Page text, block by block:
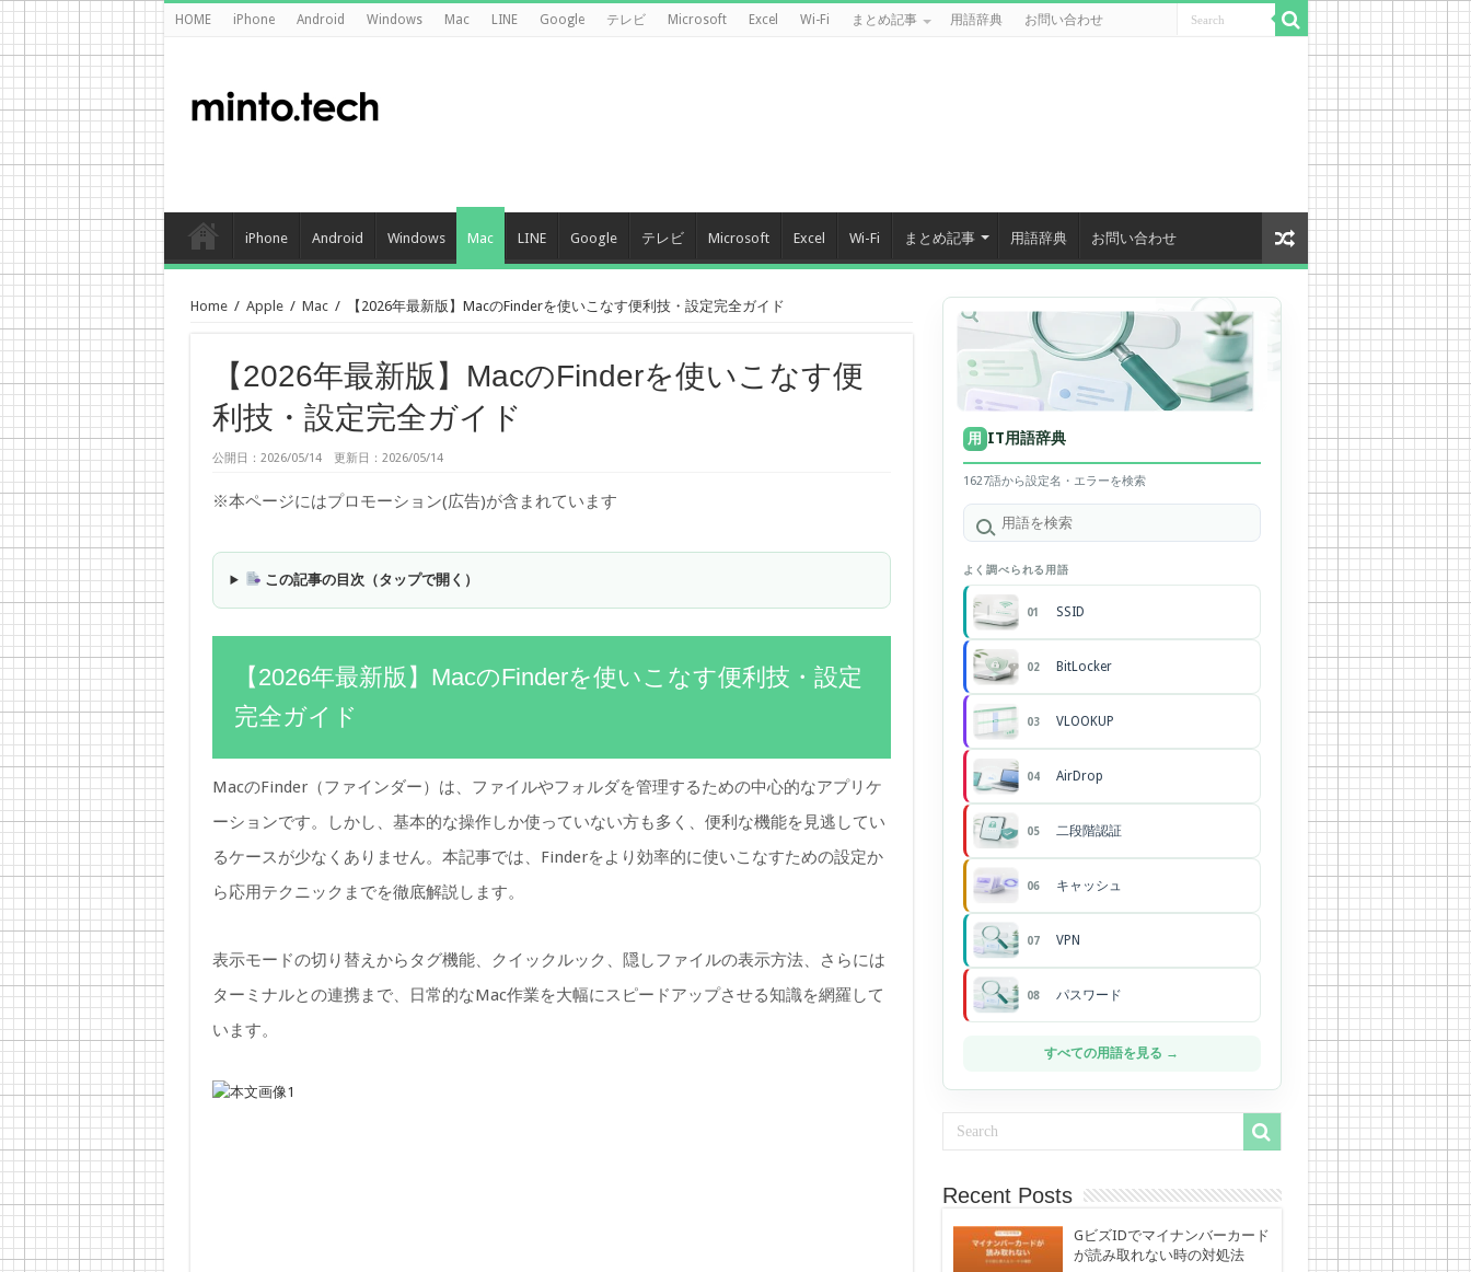
HOME iPhone Android Windows Mac LINE Google テレビ Microsoft Excel Wi-Fi まとめ記事 用語辞典 お問い合わせ
iPhone Android Windows Mac LINE Google テレビ Microsoft Excel Wi-Fi まとめ記事 用語辞典 お問い合わせ
Home / Apple / Mac / 【2026年最新版】MacのFinderを使いこなす便利技・設定完全ガイド
【2026年最新版】MacのFinderを使いこなす便
利技・設定完全ガイド
公開日：2026/05/14 更新日：2026/05/14
※本ページにはプロモーション(広告)が含まれています
この記事の目次（タップで開く）
【2026年最新版】MacのFinderを使いこなす便利技・設定
完全ガイド
MacのFinder（ファインダー）は、ファイルやフォルダを管理するための中心的なアプリケ
ーションです。しかし、基本的な操作しか使っていない方も多く、便利な機能を見逃してい
るケースが少なくありません。本記事では、Finderをより効率的に使いこなすための設定か
ら応用テクニックまでを徹底解説します。
表示モードの切り替えからタグ機能、クイックルック、隠しファイルの表示方法、さらには
ターミナルとの連携まで、日常的なMac作業を大幅にスピードアップさせる知識を網羅して
います。
用 IT用語辞典
1627語から設定名・エラーを検索
よく調べられる用語
01 SSID
02 BitLocker
03 VLOOKUP
04 AirDrop
05 二段階認証
06 キャッシュ
07 VPN
08 パスワード
すべての用語を見る →
Recent Posts
GビズIDでマイナンバーカード
が読み取れない時の対処法